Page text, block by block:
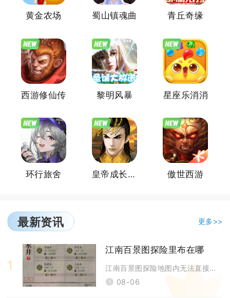
黄金农场 蜀山镇魂曲 青丘奇缘
西游修仙传 黎明风暴 星座乐消消
环行旅舍 皇帝成长计划2官方版 傲世西游
最新资讯 更多>>
1
江南百景图探险里布在哪
江南百景图探险地图内无法直接采集布，布匹需要返回应天府主城建造织布坊，
08-06